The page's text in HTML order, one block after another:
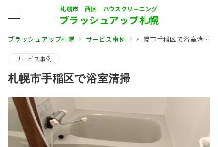
札幌市 西区 ハウスクリーニング
ブラッシュアップ札幌
ブラッシュアップ札幌 サービス事例 札幌市手稲区で浴室清掃
サービス事例
札幌市手稲区で浴室清掃